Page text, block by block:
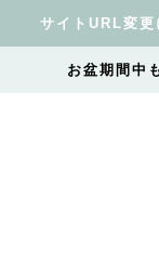
サイトURL変更
お盆期間中